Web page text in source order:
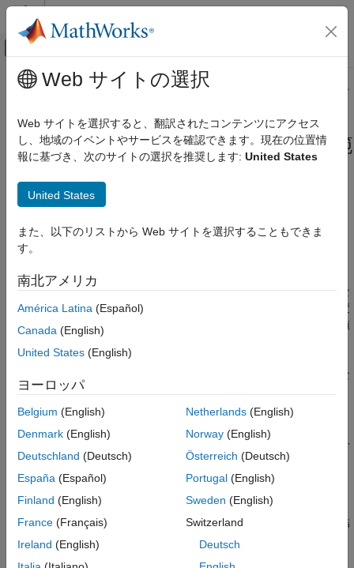
コンテンツへスキップ
オフキャンバス ナビゲーション メ
ドキュメンテーションのホーム
コード検証
Polyspace Bug Finder
Polyspace Bug Finder の結果
数値的欠陥
項目一覧
説明
例
結果情報
参考
メインコンテンツ
このページの内容は最新ではありません。最新版の英語を参照す
シフト演算の右オペランドが許容範
囲外
この欠陥は、シフト演算が、結果のデータ型では表せない値にな
る可能性がある場合に発生します。変数のデータ型によって、変
数ストレージに割り当てられるバイト数が決まり、許容される値
データ型に最適なストレージ割り当てはプロセッサによって異な
ります。-target
シフト演算のオーバーフローにより、未定義の動作が発生する可
能性があります。
修正方法
修正方法は欠陥の根本原因によって異なります。多くの場合、結
果の詳細 (または Polyspace as You Code のソース コード ツー
ルヒント) には欠陥につながる一連のイベントが表示されます。
Web サイトの選択
Web サイトを選択すると、翻訳されたコンテンツにアクセス
し、地域のイベントやサービスを確認できます。現在の位置情
報に基づき、次のサイトの選択を推奨します: United States
United States
また、以下のリストから Web サイトを選択することもできま
す。
南北アメリカ
América Latina (Español)
Canada (English)
United States (English)
ヨーロッパ
Belgium (English)
Denmark (English)
Deutschland (Deutsch)
España (Español)
Finland (English)
France (Français)
Ireland (English)
Netherlands(English)
Norway(English)
Österreich (Deutsch)
Portugal(English)
Sweden (English)
Switzerland
Deutsch